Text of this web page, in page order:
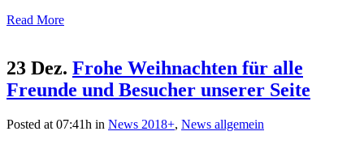
Read More
23 Dez. Frohe Weihnachten für alle
Freunde und Besucher unserer Seite
Posted at 07:41h in News 2018+, News allgemein